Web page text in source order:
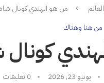
العالم من هو الهندي كونال
من هنا وهناك
يونيو 23, 2026 0 تعليقات